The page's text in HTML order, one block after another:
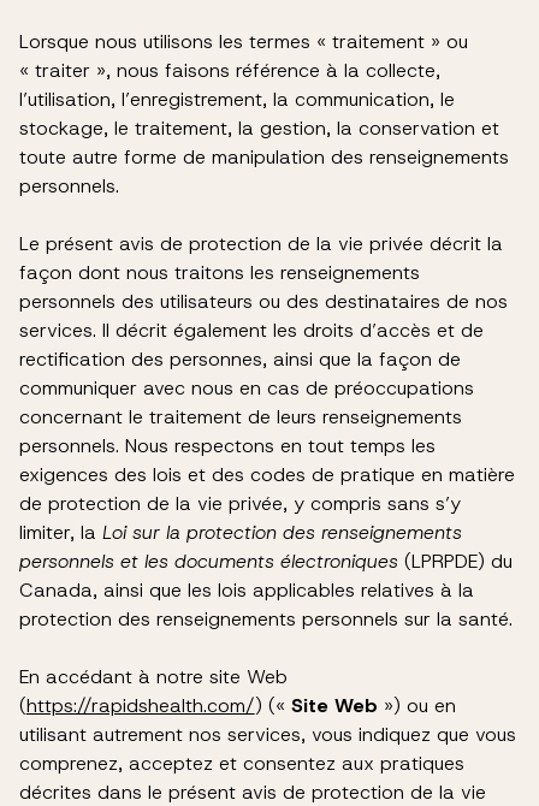
Lorsque nous utilisons les termes « traitement » ou
« traiter », nous faisons référence à la collecte,
l’utilisation, l’enregistrement, la communication, le
stockage, le traitement, la gestion, la conservation et
toute autre forme de manipulation des renseignements
personnels.
Le présent avis de protection de la vie privée décrit la
façon dont nous traitons les renseignements
personnels des utilisateurs ou des destinataires de nos
services. Il décrit également les droits d’accès et de
rectification des personnes, ainsi que la façon de
communiquer avec nous en cas de préoccupations
concernant le traitement de leurs renseignements
personnels. Nous respectons en tout temps les
exigences des lois et des codes de pratique en matière
de protection de la vie privée, y compris sans s’y
limiter, la Loi sur la protection des renseignements
personnels et les documents électroniques (LPRPDE) du
Canada, ainsi que les lois applicables relatives à la
protection des renseignements personnels sur la santé.
En accédant à notre site Web
(https://rapidshealth.com/) (« Site Web ») ou en
utilisant autrement nos services, vous indiquez que vous
comprenez, acceptez et consentez aux pratiques
décrites dans le présent avis de protection de la vie